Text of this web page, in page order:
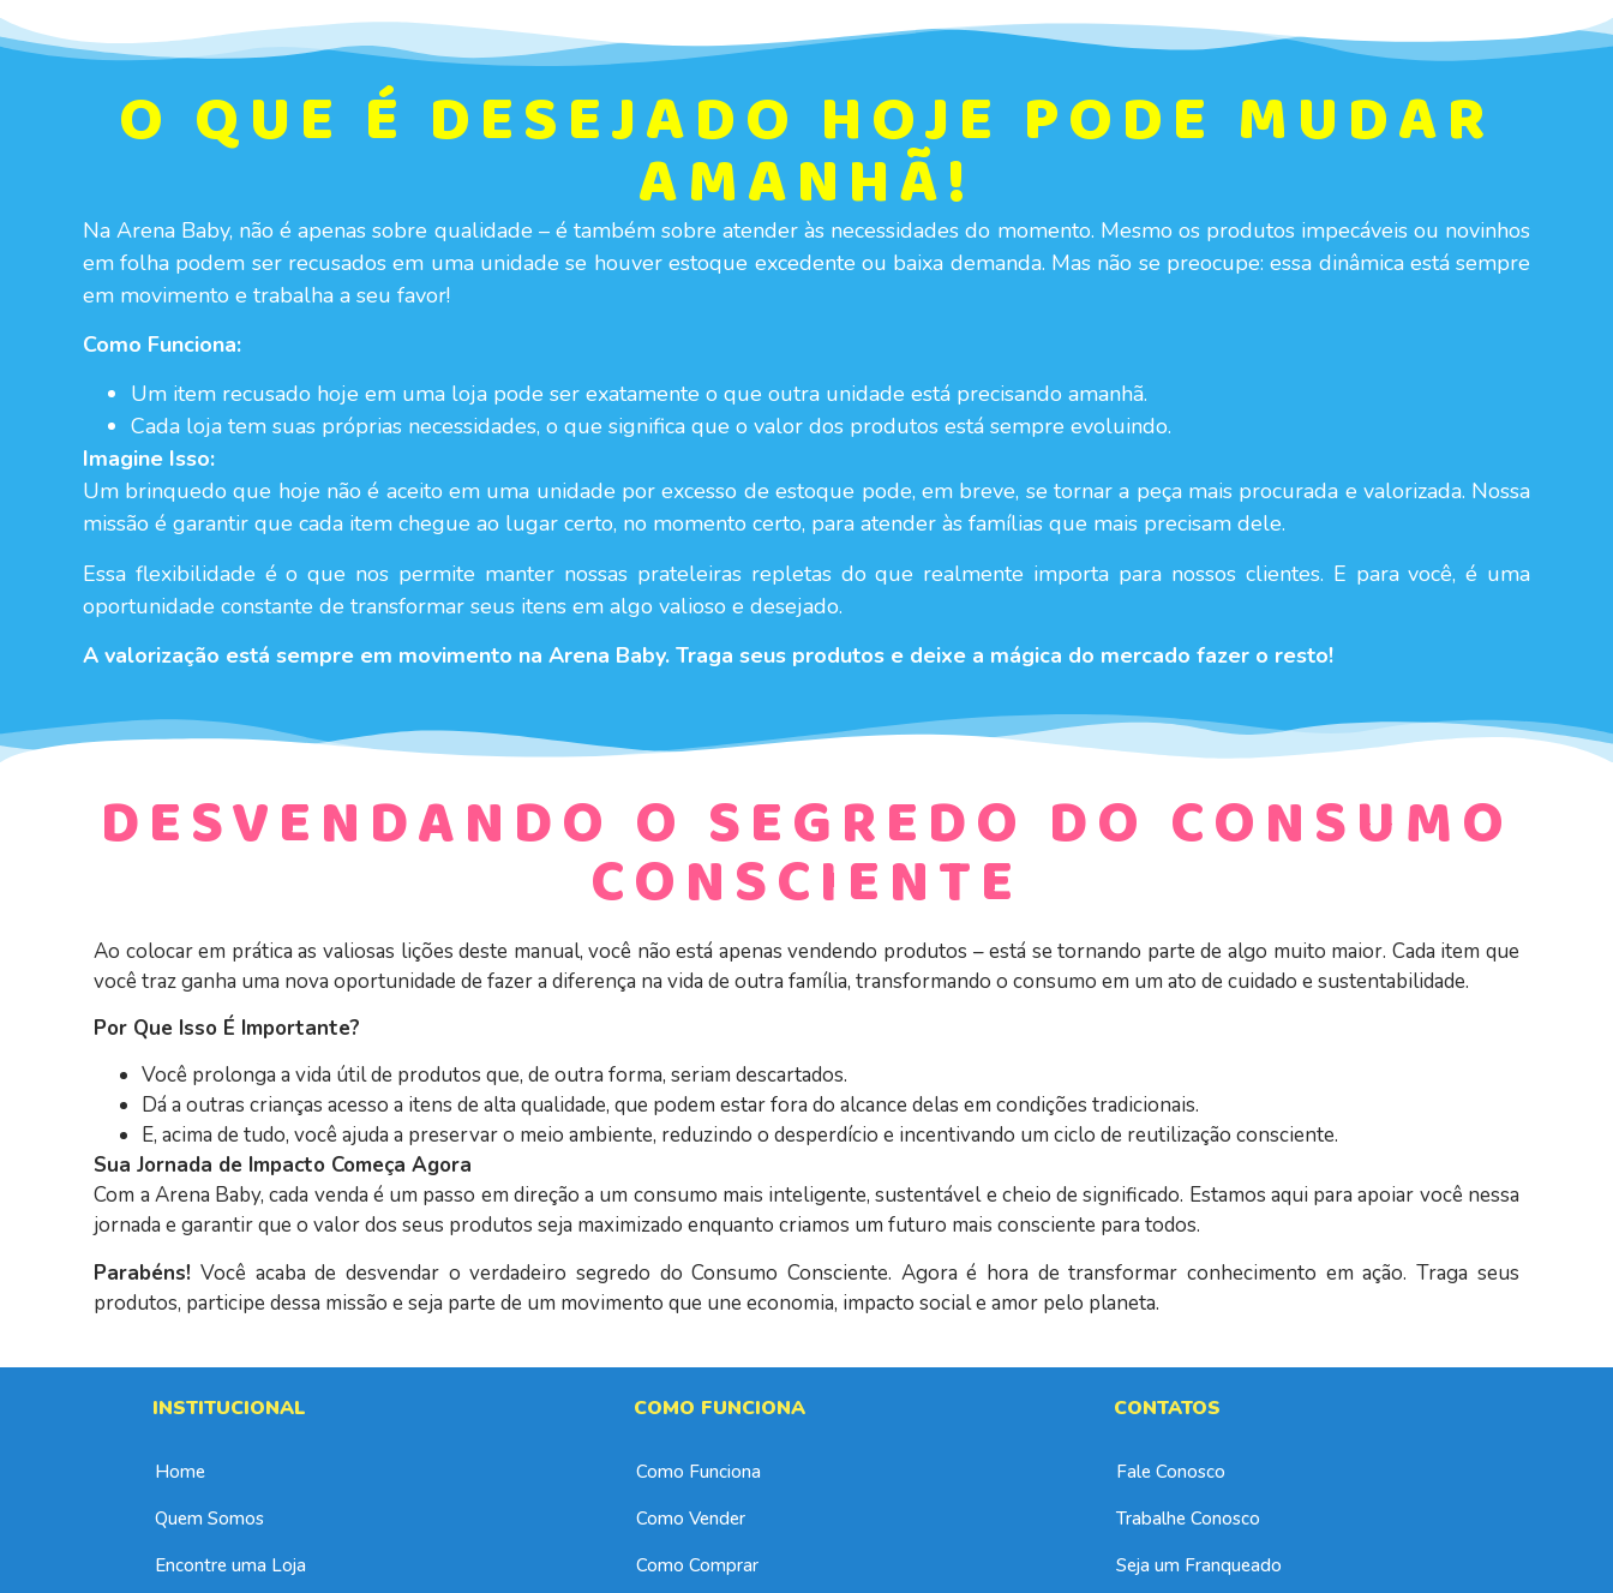
O QUE É DESEJADO HOJE PODE MUDAR
AMANHÃ!
Na Arena Baby, não é apenas sobre qualidade – é também sobre atender às necessidades do momento. Mesmo os produtos impecáveis ou novinhos
em folha podem ser recusados em uma unidade se houver estoque excedente ou baixa demanda. Mas não se preocupe: essa dinâmica está sempre
em movimento e trabalha a seu favor!
Como Funciona:
Um item recusado hoje em uma loja pode ser exatamente o que outra unidade está precisando amanhã.
Cada loja tem suas próprias necessidades, o que significa que o valor dos produtos está sempre evoluindo.
Imagine Isso:
Um brinquedo que hoje não é aceito em uma unidade por excesso de estoque pode, em breve, se tornar a peça mais procurada e valorizada. Nossa
missão é garantir que cada item chegue ao lugar certo, no momento certo, para atender às famílias que mais precisam dele.
Essa flexibilidade é o que nos permite manter nossas prateleiras repletas do que realmente importa para nossos clientes. E para você, é uma
oportunidade constante de transformar seus itens em algo valioso e desejado.
A valorização está sempre em movimento na Arena Baby. Traga seus produtos e deixe a mágica do mercado fazer o resto!
DESVENDANDO O SEGREDO DO CONSUMO
CONSCIENTE
Ao colocar em prática as valiosas lições deste manual, você não está apenas vendendo produtos – está se tornando parte de algo muito maior. Cada item que
você traz ganha uma nova oportunidade de fazer a diferença na vida de outra família, transformando o consumo em um ato de cuidado e sustentabilidade.
Por Que Isso É Importante?
Você prolonga a vida útil de produtos que, de outra forma, seriam descartados.
Dá a outras crianças acesso a itens de alta qualidade, que podem estar fora do alcance delas em condições tradicionais.
E, acima de tudo, você ajuda a preservar o meio ambiente, reduzindo o desperdício e incentivando um ciclo de reutilização consciente.
Sua Jornada de Impacto Começa Agora
Com a Arena Baby, cada venda é um passo em direção a um consumo mais inteligente, sustentável e cheio de significado. Estamos aqui para apoiar você nessa
jornada e garantir que o valor dos seus produtos seja maximizado enquanto criamos um futuro mais consciente para todos.
Parabéns! Você acaba de desvendar o verdadeiro segredo do Consumo Consciente. Agora é hora de transformar conhecimento em ação. Traga seus
produtos, participe dessa missão e seja parte de um movimento que une economia, impacto social e amor pelo planeta.
INSTITUCIONAL
Home
Quem Somos
Encontre uma Loja
COMO FUNCIONA
Como Funciona
Como Vender
Como Comprar
CONTATOS
Fale Conosco
Trabalhe Conosco
Seja um Franqueado